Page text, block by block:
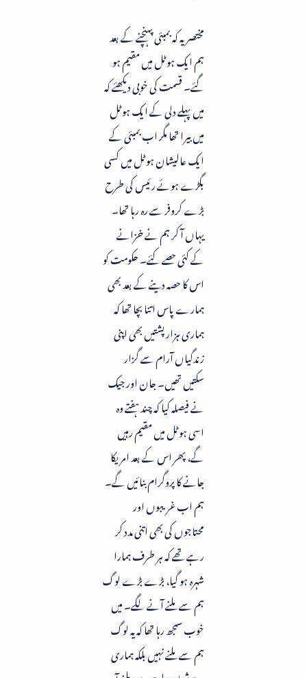
مختصر یہ کہ بمبئی پہنچنے کے بعد
ہم ایک ہوٹل میں مقیم ہو
گئے۔ قسمت کی خوبی دیکھئے کہ
میں پہلے دلی کے ایک ہوٹل
میں بیرا تھا مگر اب بمبئی کے
ایک عالیشان ہوٹل میں کسی
بگڑے ہوئے رئیس کی طرح
بڑے کروفر سے رہ رہا تھا۔
یہاں آ کر ہم نے خزانے
کے کئی حصے کئے۔ حکومت کو
اس کا حصہ دینے کے بعد بھی
ہمارے پاس اتنا بچا تھا کہ
ہماری ہزار پشتیں بھی اپنی
زندگیاں آرام سے گزار
سکتیں تھیں۔ جان اور جیک
نے فیصلہ کیا کہ چند ہفتے وہ
اسی ہوٹل میں مقیم رہیں
گے، پھر اس کے بعد امریکا
جانے کا پروگرام بنائیں گے۔
ہم اب غریبوں اور
محتاجوں کی بھی اتنی مدد کر
رہے تھے کہ ہر طرف ہمارا
شہرہ ہو گیا، بڑے بڑے لوگ
ہم سے ملنے آنے لگے۔ میں
خوب سمجھ رہا تھا کہ یہ لوگ
ہم سے ملنے نہیں بلکہ ہماری